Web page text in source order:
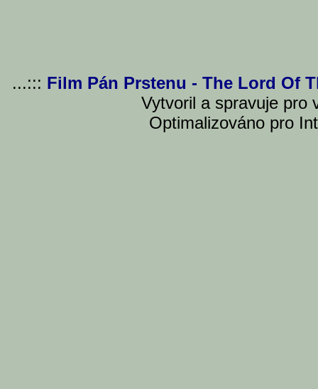
...::: Film Pán Prstenu - The Lord Of
Vytvoril a spravuje pro
Optimalizováno pro